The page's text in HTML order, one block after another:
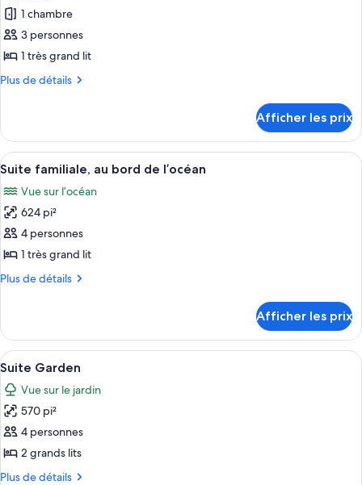
pour
ce
type
chambre :
bord
de
(Adults
Only)
1 chambre
3 personnes
1 très grand lit
Plus de détails
Plus
Suite,
au
bord
l’océan
(Adults
Only)
Afficher les prix
Afficher
toutes
les
photos
pour
ce
type
Suite
familiale,
au
bord
de
l’océan
Une chambre d’hôtel dotée d’un
5
Suite familiale, au bord de l’océan
Vue sur l’océan
624 pi²
4 personnes
1 très grand lit
Plus de détails
Plus
Suite
familiale,
au
bord
de
l’océan
Afficher les prix
Afficher
toutes
les
photos
pour
ce
type
Une chambre d’hôtel avec un
6
Suite Garden
Vue sur le jardin
570 pi²
4 personnes
2 grands lits
Plus de détails
Plus